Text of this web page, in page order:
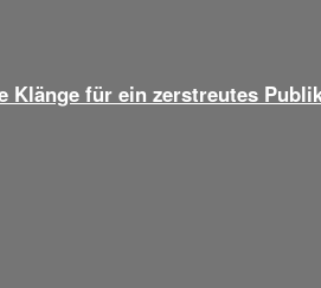
Klänge für ein zerstreutes